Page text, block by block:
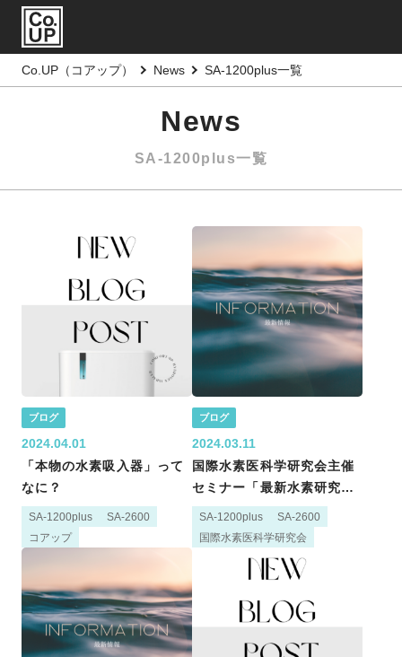
Co.UP（コアップ） News SA-1200plus一覧
News
SA-1200plus一覧
ブログ
2024.04.01
「本物の水素吸入器」って
なに？
SA-1200plus
SA-2600
コアップ
ブログ
2024.03.11
国際水素医科学研究会主催
セミナー「最新水素研究
2024」に登壇しました
SA-1200plus
SA-2600
国際水素医科学研究会